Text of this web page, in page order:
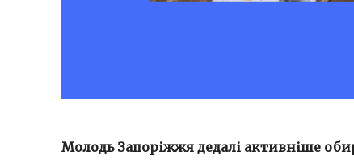
Молодь Запоріжжя дедалі активніше